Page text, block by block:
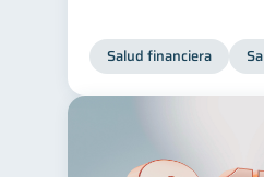
Salud financiera